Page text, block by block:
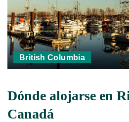
British Columbia
Dónde alojarse en
Canadá